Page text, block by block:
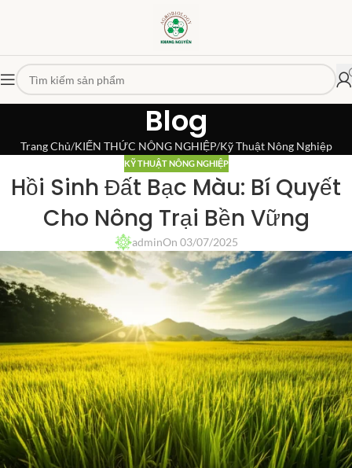
Blog
Trang Chủ KIẾN THỨC NÔNG NGHIỆP Kỹ Thuật Nông Nghiệp
KỸ THUẬT NÔNG NGHIỆP
Hồi Sinh Đất Bạc Màu: Bí Quyết
Cho Nông Trại Bền Vững
adminOn 03/07/2025